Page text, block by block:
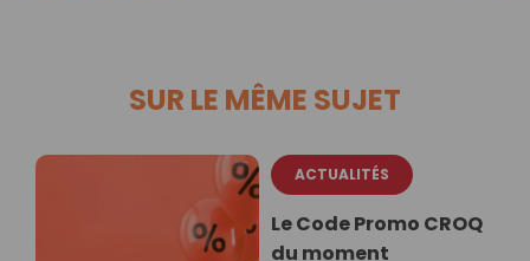
SUR LE MÊME SUJET
ACTUALITÉS
Le Code Promo CROQ
du moment